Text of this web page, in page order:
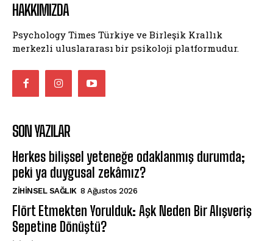
HAKKIMIZDA
Psychology Times Türkiye ve Birleşik Krallık
merkezli uluslararası bir psikoloji platformudur.
SON YAZILAR
Herkes bilişsel yeteneğe odaklanmış durumda;
peki ya duygusal zekâmız?
ZIHINSEL SAĞLIK 8 Ağustos 2026
Flört Etmekten Yorulduk: Aşk Neden Bir Alışveriş
Sepetine Dönüştü?